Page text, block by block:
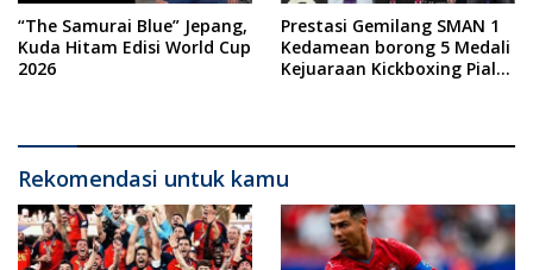
“The Samurai Blue” Jepang,
Kuda Hitam Edisi World Cup
2026
Prestasi Gemilang SMAN 1
Kedamean borong 5 Medali
Kejuaraan Kickboxing Piala
Rekomendasi untuk kamu